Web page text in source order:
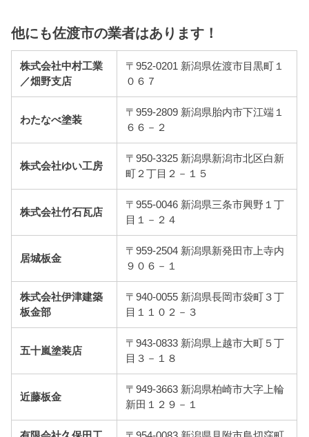
他にも佐渡市の業者はあります！
株式会社中村工業
／畑野支店
〒952-0201 新潟県佐渡市目黒町１
０６７
わたなべ塗装
〒959-2809 新潟県胎内市下江端１
６６－２
株式会社ゆい工房
〒950-3325 新潟県新潟市北区白新
町２丁目２－１５
株式会社竹石瓦店
〒955-0046 新潟県三条市興野１丁
目１－２４
居城板金
〒959-2504 新潟県新発田市上寺内
９０６－１
株式会社伊津建築
板金部
〒940-0055 新潟県長岡市袋町３丁
目１１０２－３
五十嵐塗装店
〒943-0833 新潟県上越市大町５丁
目３－１８
近藤板金
〒949-3663 新潟県柏崎市大字上輪
新田１２９－１